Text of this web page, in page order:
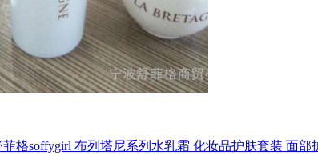
格soffygirl 布列塔尼系列水乳霜 化妆品护肤套装 面部